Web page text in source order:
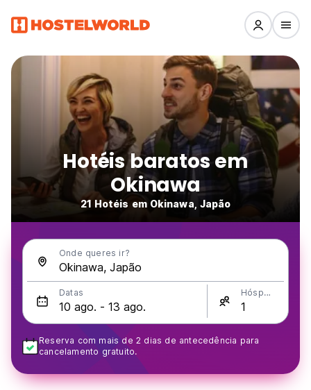
Hotéis baratos em
Okinawa
21 Hotéis em Okinawa, Japão
Onde queres ir?
Datas Hóspedes
Reserva com mais de 2 dias de antecedência para
cancelamento gratuito.